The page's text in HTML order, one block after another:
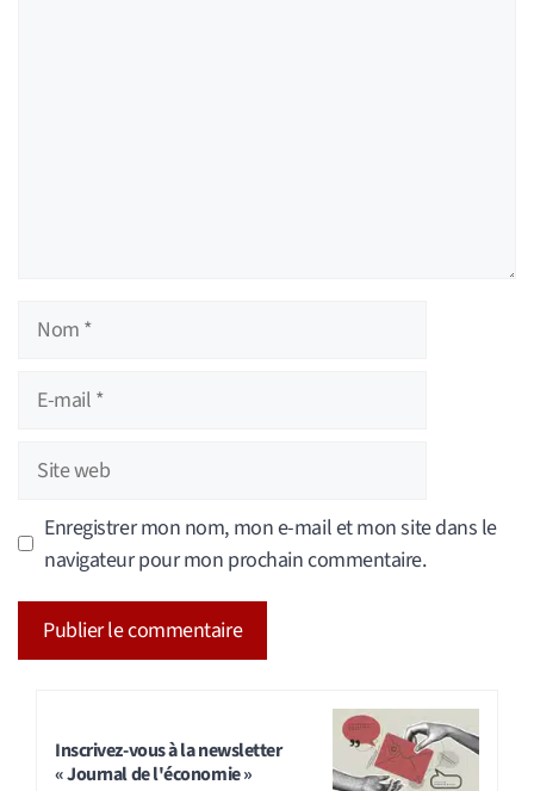
Nom
Site
web
Enregistrer mon nom, mon e-mail et mon site dans le
navigateur pour mon prochain commentaire.
Inscrivez-vous à la newsletter
« Journal de l'économie »